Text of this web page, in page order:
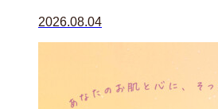
2026.08.04